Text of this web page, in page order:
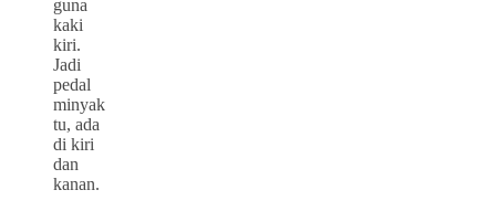
guna
kaki
kiri.
Jadi
pedal
minyak
tu, ada
di kiri
dan
kanan.